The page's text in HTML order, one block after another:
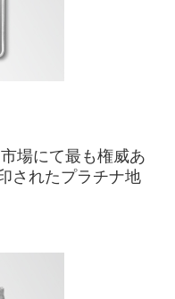
場にて最も権威あ
されたプラチナ地